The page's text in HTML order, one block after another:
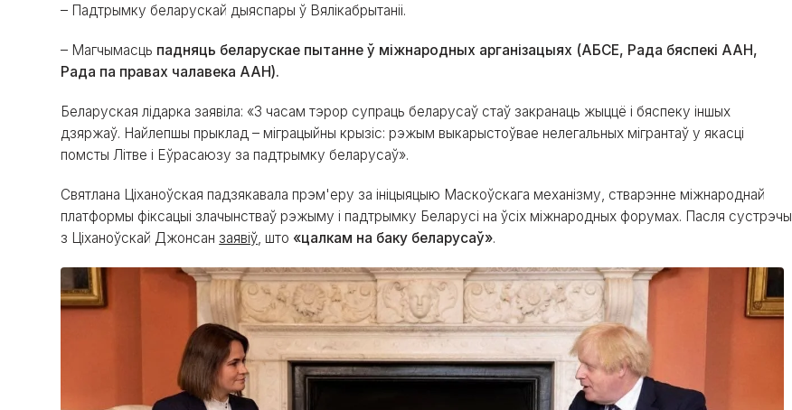
– Падтрымку беларускай дыяспары ў Вялікабрытаніі.
– Магчымасць падняць беларускае пытанне ў міжнародных арганізацыях (АБСЕ, Рада бяспекі ААН,
Рада па правах чалавека ААН).
Беларуская лідарка заявіла: «З часам тэрор супраць беларусаў стаў закранаць жыццё і бяспеку іншых
дзяржаў. Найлепшы прыклад – міграцыйны крызіс: рэжым выкарыстоўвае нелегальных мігрантаў у якасці
помсты Літве і Еўрасаюзу за падтрымку беларусаў».
Святлана Ціханоўская падзякавала прэм'еру за ініцыяцыю Маскоўскага механізму, стварэнне міжнароднай
платформы фіксацыі злачынстваў рэжыму і падтрымку Беларусі на ўсіх міжнародных форумах. Пасля сустрэчы
з Ціханоўскай Джонсан заявіў, што «цалкам на баку беларусаў».